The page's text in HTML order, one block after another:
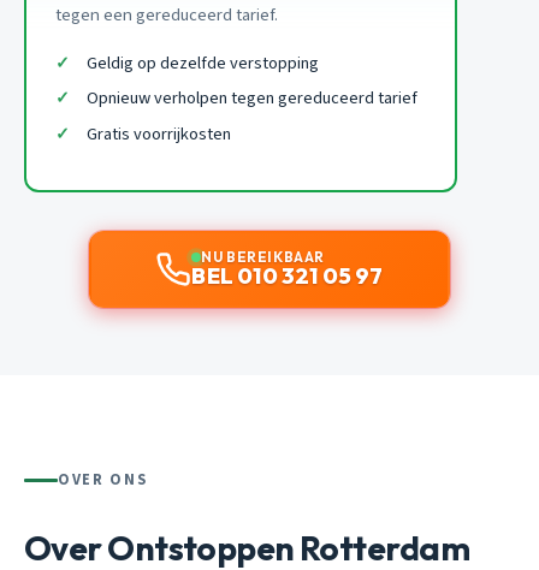
tegen een gereduceerd tarief.
Geldig op dezelfde verstopping
Opnieuw verholpen tegen gereduceerd tarief
Gratis voorrijkosten
NU BEREIKBAAR
BEL 010 321 05 97
OVER ONS
Over Ontstoppen Rotterdam